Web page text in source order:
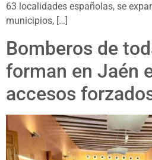
63 localidades españolas, se
municipios, […]
Bomberos de
forman en Jaén
accesos